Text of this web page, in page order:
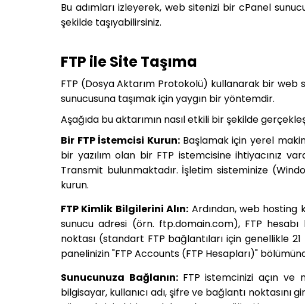
Bu adımları izleyerek, web sitenizi bir cPanel
şekilde taşıyabilirsiniz.
FTP ile Site Taşıma
FTP (Dosya Aktarım Protokolü) kullanarak bir web
sunucusuna taşımak için yaygın bir yöntemdir.
Aşağıda bu aktarımın nasıl etkili bir şekilde
Bir FTP İstemcisi Kurun: Başlamak için yerel
bir yazılım olan bir FTP istemcisine ihtiyacınız
Transmit bulunmaktadır. İşletim sisteminize
kurun.
FTP Kimlik Bilgilerini Alın: Ardından, web hosting
sunucu adresi (örn. ftp.domain.com), FTP hesabı
noktası (standart FTP bağlantıları için genellikle
panelinizin "FTP Accounts (FTP Hesapları)"
Sunucunuza Bağlanın: FTP istemcinizi açın ve
bilgisayar, kullanıcı adı, şifre ve bağlantı